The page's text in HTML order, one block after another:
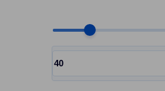
Choose quantity, pcs
Input quantity, pcs